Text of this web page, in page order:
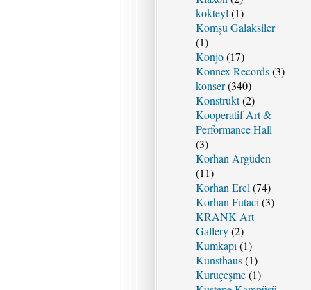
kokteyl (1)
Komşu Galaksiler
(1)
Konjo(17)
Konnex Records(3)
konser(340)
Konstrukt(2)
Kooperatif Art &
Performance Hall
(3)
Korhan Argüden
(11)
Korhan Erel (74)
Korhan Futaci (3)
KRANK Art
Gallery(2)
Kumkapı (1)
Kunsthaus(1)
Kuruçeşme(1)